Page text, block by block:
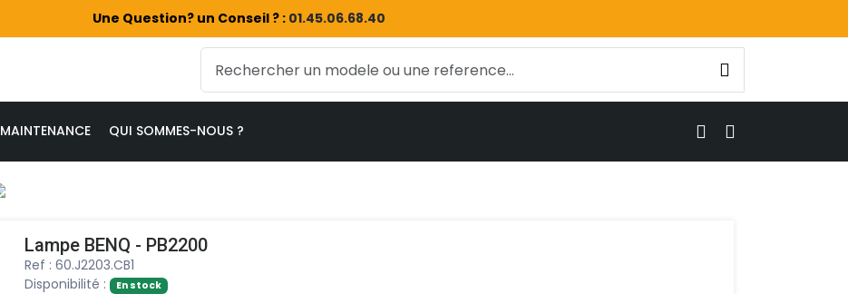
Une Question? un Conseil ? : 01.45.06.68.40
MAINTENANCE QUI SOMMES-NOUS ?
Lampe BENQ - PB2200
Ref : 60.J2203.CB1
Disponibilité :
En stock